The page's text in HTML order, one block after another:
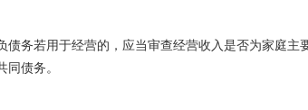
务若用于经营的，应当审查经营收入是否为家庭主
债务。